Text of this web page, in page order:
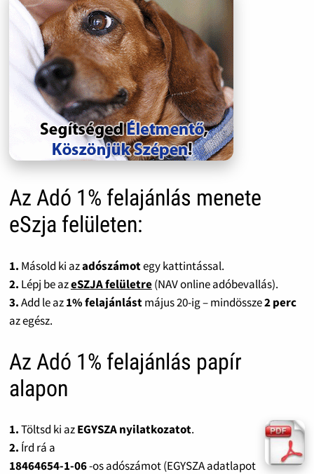
Az Adó 1% felajánlás menete
eSzja felületen:
1. Másold ki azadószámotegy kattintással.
2. Lépj be azeSZJA felületre(NAV online adóbevallás).
3.Add le az1% felajánlástmájus 20-ig – mindössze2 perc
az egész.
Az Adó 1% felajánlás papír
alapon
1.Töltsd ki azEGYSZA nyilatkozatot.
2. Írd rá a
18464654-1-06-os adószámot (EGYSZA adatlapot